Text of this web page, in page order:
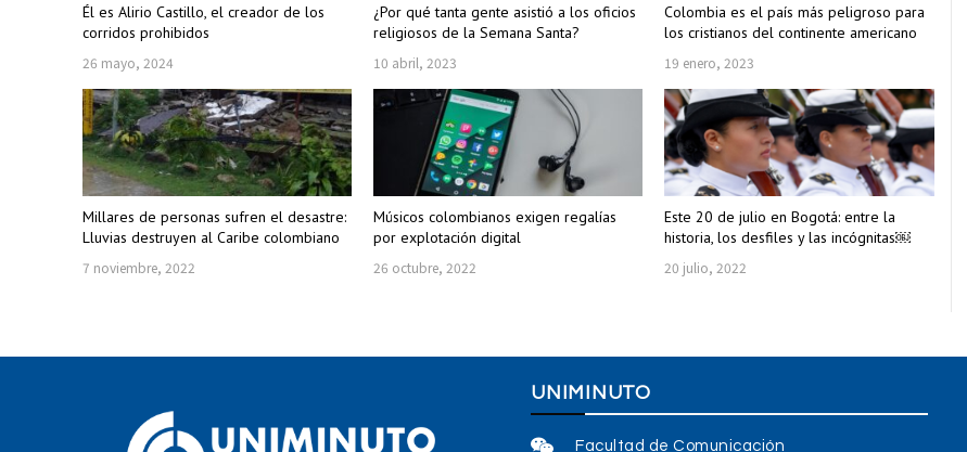
Él es Alirio Castillo, el creador de los
corridos prohibidos
26 mayo, 2024
¿Por qué tanta gente asistió a los oficios
religiosos de la Semana Santa?
10 abril, 2023
Colombia es el país más peligroso para
los cristianos del continente americano
19 enero, 2023
Millares de personas sufren el desastre:
Lluvias destruyen al Caribe colombiano
7 noviembre, 2022
Músicos colombianos exigen regalías
por explotación digital
26 octubre, 2022
Este 20 de julio en Bogotá: entre la
historia, los desfiles y las incógnitas￼
20 julio, 2022
UNIMINUTO
Facultad de Comunicación